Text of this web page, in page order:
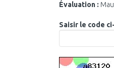
Évaluation :
Saisir le code